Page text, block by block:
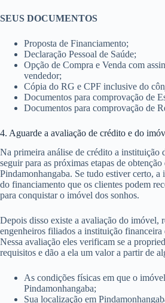
SEUS DOCUMENTOS
Proposta de Financiamento;
Declaração Pessoal de Saúde;
Opção de Compra e Venda com
vendedor;
Cópia do RG e CPF inclusive do
Documentos para comprovação de
Documentos para comprovação de
4. Aguarde a avaliação de crédito e do
Na primeira análise de crédito a instituição
seguir para as próximas etapas de
Pindamonhangaba. Se tudo estiver certo,
do financiamento que os clientes podem
para conquistar o imóvel dos sonhos.
Depois disso existe a avaliação do imóvel,
engenheiros filiados a instituição financeira
Nessa avaliação eles verificam se a
requisitos e dão a ela um valor a partir de
As condições físicas em que o
Pindamonhangaba;
Sua localização em